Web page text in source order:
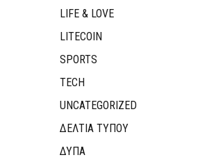
LIFE & LOVE
LITECOIN
SPORTS
TECH
UNCATEGORIZED
ΔΕΛΤΙΑ ΤΥΠΟΥ
ΔΥΠΑ